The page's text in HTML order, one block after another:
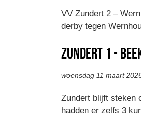
VV Zundert 2 –
derby tegen
Zundert 1 -
woensdag 11 maart
Zundert blijft steken
hadden er zelfs 3